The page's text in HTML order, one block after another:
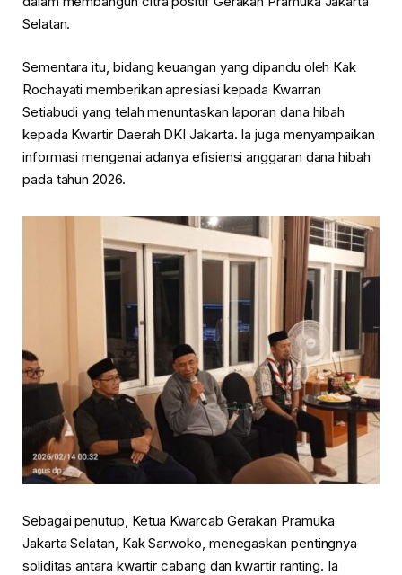
Selatan.
Sementara itu, bidang keuangan yang dipandu oleh Kak
Rochayati memberikan apresiasi kepada Kwarran
Setiabudi yang telah menuntaskan laporan dana hibah
kepada Kwartir Daerah DKI Jakarta. Ia juga menyampaikan
informasi mengenai adanya efisiensi anggaran dana hibah
pada tahun 2026.
Sebagai penutup, Ketua Kwarcab Gerakan Pramuka
Jakarta Selatan, KakSarwoko, menegaskan pentingnya
soliditas antara kwartir cabang dan kwartir ranting. Ia